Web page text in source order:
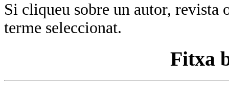
Si cliqueu sobre un autor, revista
terme seleccionat.
Fitxa